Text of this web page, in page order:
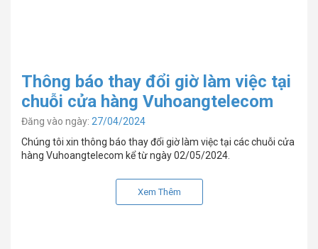
Thông báo thay đổi giờ làm việc tại
chuỗi cửa hàng Vuhoangtelecom
Đăng vào ngày: 27/04/2024
Chúng tôi xin thông báo thay đổi giờ làm việc tại các chuỗi cửa
hàng Vuhoangtelecom kể từ ngày 02/05/2024.
Xem Thêm